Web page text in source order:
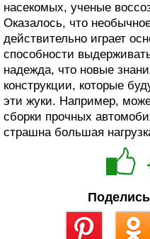
насекомых, ученые
Оказалось, что
действительно играет
способности
надежда, что новые
конструкции, которые
эти жуки. Например,
сборки прочных
страшна большая